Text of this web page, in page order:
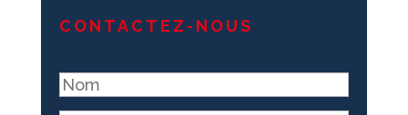
CONTACTEZ-NOUS